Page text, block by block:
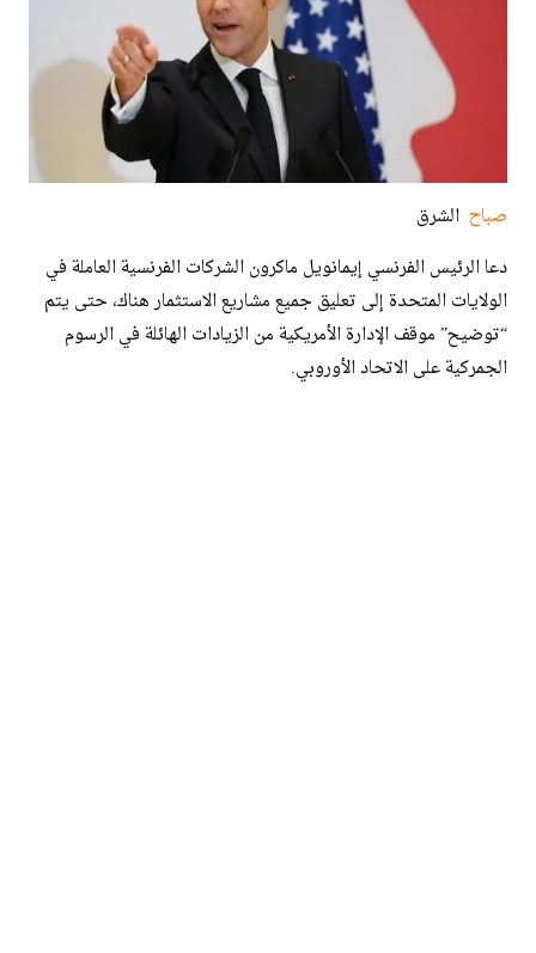
صباحالشرق
دعا الرئيس الفرنسي إيمانويل ماكرون الشركات الفرنسية العاملة في
الولايات المتحدة إلى تعليق جميع مشاريع الاستثمار هناك، حتى يتم
“توضيح” موقف الإدارة الأمريكية من الزيادات الهائلة في الرسوم
الجمركية على الاتحاد الأوروبي.